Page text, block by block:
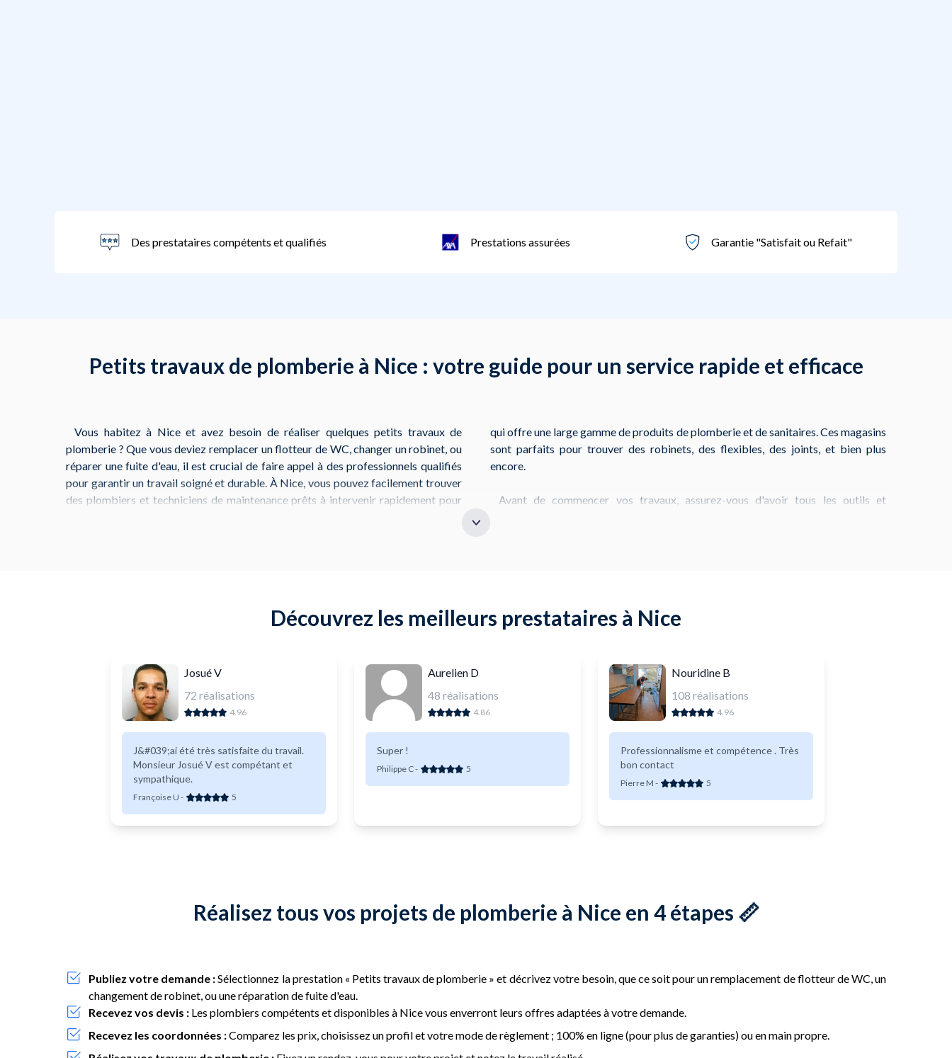
Des prestataires compétents et qualifiés Prestations assurées Garantie "Satisfait ou Refait"
Petits travaux de plomberie à Nice : votre guide pour un service rapide et efficace
Vous habitez à Nice et avez besoin de réaliser quelques petits travaux de
plomberie ? Que vous deviez remplacer un flotteur de WC, changer un robinet, ou
réparer une fuite d'eau, il est crucial de faire appel à des professionnels qualifiés
pour garantir un travail soigné et durable. À Nice, vous pouvez facilement trouver
des plombiers et techniciens de maintenance prêts à intervenir rapidement pour
avec des artisans compétents dans votre région.
exemple, vous pouvez aller chez
, au 13 Rue Paul Déroulède, pour des
équipements variés, ou chez
, au 23 Boulevard de l'Ariane,
qui offre une large gamme de produits de plomberie et de sanitaires. Ces magasins
sont parfaits pour trouver des robinets, des flexibles, des joints, et bien plus
encore.
Avant de commencer vos travaux, assurez-vous d'avoir tous les outils et
comme Cimiez ou le Port, trouver un plombier compétent n'a jamais été aussi
Découvrez les meilleurs prestataires à Nice
Josué V
72 réalisations
4.96
J&#039;ai été très satisfaite du travail.
Monsieur Josué V est compétant et
sympathique.
Françoise U - 5
Aurelien D
48 réalisations
4.86
Super !
Philippe C- 5
Nouridine B
108 réalisations
4.96
Professionnalisme et compétence . Très
bon contact
Pierre M - 5
Réalisez tous vos projets de plomberie à Nice en 4 étapes 📏
Publiez votre demande :Sélectionnez la prestation « Petits travaux de plomberie » et décrivez votre besoin, que ce soit pour un remplacement de flotteur de WC, un
changement de robinet, ou une réparation de fuite d'eau.
Recevez vos devis : Les plombiers compétents et disponibles à Nice vous enverront leurs offres adaptées à votre demande.
Recevez les coordonnées :Comparez les prix, choisissez un profil et votre mode de règlement ; 100% en ligne (pour plus de garanties) ou en main propre.